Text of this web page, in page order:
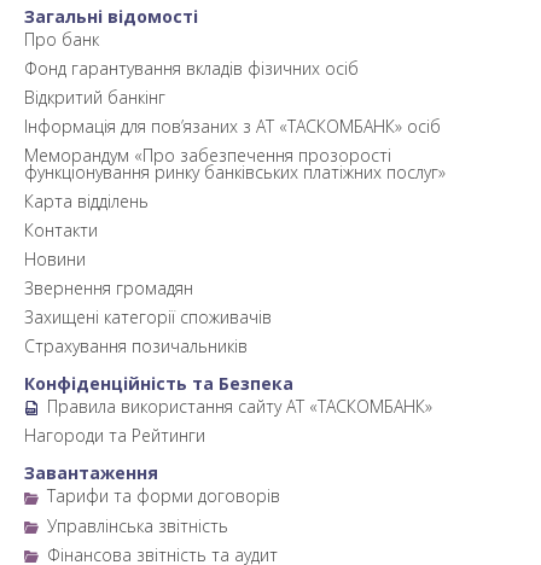
Загальні відомості
Про банк
Фонд гарантування вкладів фізичних осіб
Відкритий банкінг
Інформація для пов’язаних з АТ «ТАСКОМБАНК» осіб
Меморандум «Про забезпечення прозорості
функціонування ринку банківських платіжних послуг»
Карта відділень
Контакти
Новини
Звернення громадян
Захищені категорії споживачів
Страхування позичальників
Конфіденційність та Безпека
Правила використання сайту АТ «ТАСКОМБАНК»
Нагороди та Рейтинги
Завантаження
Тарифи та форми договорів
Управлінська звітність
Фінансова звітність та аудит